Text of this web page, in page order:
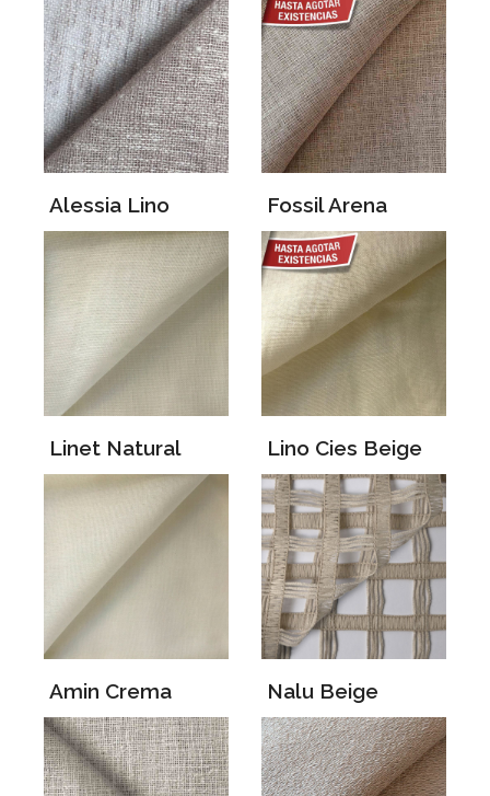
Alessia Lino Fossil Arena
Linet Natural Lino Cies Beige
Amin Crema Nalu Beige